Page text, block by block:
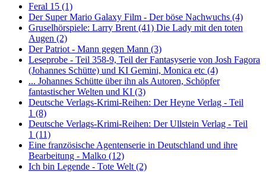
Feral 15 (1)
Der Super Mario Galaxy Film - Der böse Nachwuchs (4)
Gruselhörspiele: Larry Brent (41) Die Lady mit den toten
Augen (2)
Der Patriot - Mann gegen Mann (3)
Leseprobe - Teil 358-9, Teil der Fantasyserie von Josh Fagora
(Johannes Schütte) und KI Gemini, Monica etc (4)
... Johannes Schütte über ihn als Autoren, Schöpfer
fantastischer Welten und KI (3)
Deutsche Verlags-Krimi-Reihen: Der Heyne Verlag - Teil
1 (8)
Deutsche Verlags-Krimi-Reihen: Der Ullstein Verlag - Teil
1 (11)
Eine französische Agentenserie in Deutschland und ihre
Bearbeitung - Malko (12)
Ich bin Legende - Tote Welt (2)